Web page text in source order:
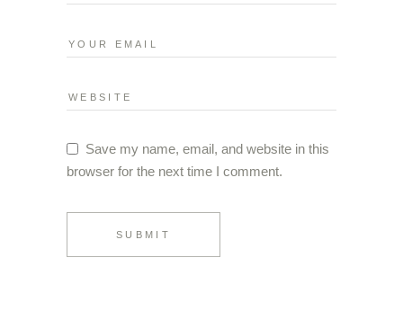
Save my name, email, and website in this
browser for the next time I comment.
SUBMIT